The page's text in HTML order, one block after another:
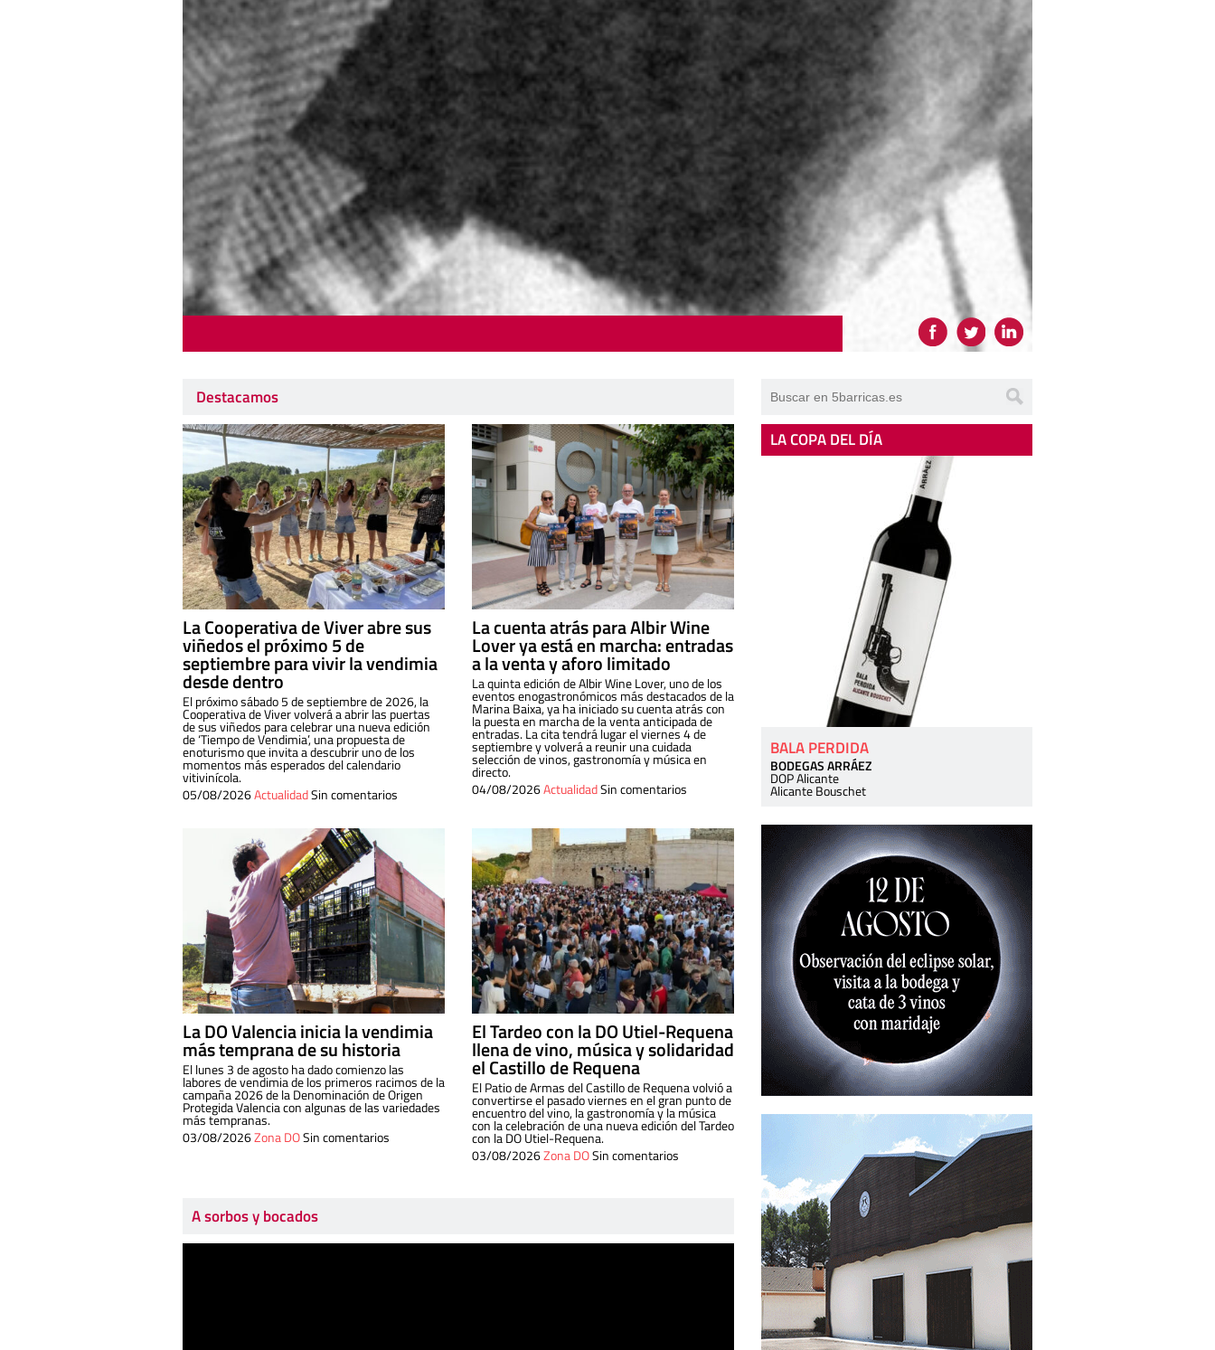
Destacamos
La Cooperativa de Viver abre sus
viñedos el próximo 5 de
septiembre para vivir la vendimia
desde dentro
El próximo sábado 5 de septiembre de 2026, la
Cooperativa de Viver volverá a abrir las puertas
de sus viñedos para celebrar una nueva edición
de ‘Tiempo de Vendimia’, una propuesta de
enoturismo que invita a descubrir uno de los
momentos más esperados del calendario
vitivinícola.
05/08/2026ActualidadSin comentarios
La cuenta atrás para Albir Wine
Lover ya está en marcha: entradas
a la venta y aforo limitado
La quinta edición de Albir Wine Lover, uno de los
eventos enogastronómicos más destacados de la
Marina Baixa, ya ha iniciado su cuenta atrás con
la puesta en marcha de la venta anticipada de
entradas. La cita tendrá lugar el viernes 4 de
septiembre y volverá a reunir una cuidada
selección de vinos, gastronomía y música en
directo.
04/08/2026ActualidadSin comentarios
La DO Valencia inicia la vendimia
más temprana de su historia
El lunes 3 de agosto ha dado comienzo las
labores de vendimia de los primeros racimos de la
campaña 2026 de la Denominación de Origen
Protegida Valencia con algunas de las variedades
más tempranas.
03/08/2026Zona DOSin comentarios
El Tardeo con la DO Utiel-Requena
llena de vino, música y solidaridad
el Castillo de Requena
El Patio de Armas del Castillo de Requena volvió a
convertirse el pasado viernes en el gran punto de
encuentro del vino, la gastronomía y la música
con la celebración de una nueva edición del Tardeo
con la DO Utiel-Requena.
03/08/2026Zona DOSin comentarios
A sorbos y bocados
LA COPA DEL DÍA
BALA PERDIDA
BODEGAS ARRÁEZ
DOP Alicante
Alicante Bouschet